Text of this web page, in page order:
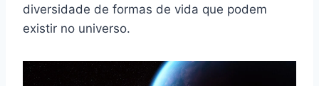
diversidade de formas de vida que podem
existir no universo.